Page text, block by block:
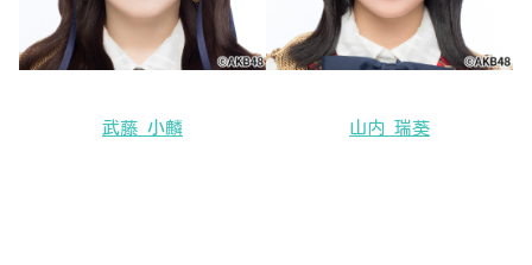
武藤 小麟 山内 瑞葵